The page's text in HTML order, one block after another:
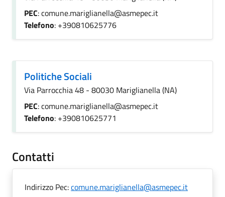
PEC: comune.mariglianella@asmepec.it
Telefono: +390810625776
Politiche Sociali
Via Parrocchia 48 - 80030 Mariglianella (NA)
PEC: comune.mariglianella@asmepec.it
Telefono: +390810625771
Contatti
Indirizzo Pec:comune.mariglianella@asmepec.it